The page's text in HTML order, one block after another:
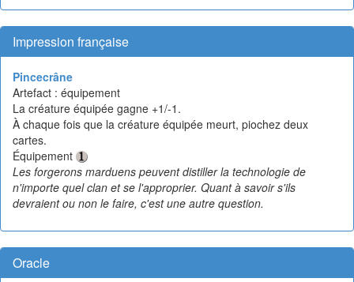
Impression française
Pincecrâne
Artefact : équipement
La créature équipée gagne +1/-1.
À chaque fois que la créature équipée meurt, piochez deux
cartes.
Équipement
Les forgerons marduens peuvent distiller la technologie de
n'importe quel clan et se l'approprier. Quant à savoir s'ils
devraient ou non le faire, c'est une autre question.
Oracle